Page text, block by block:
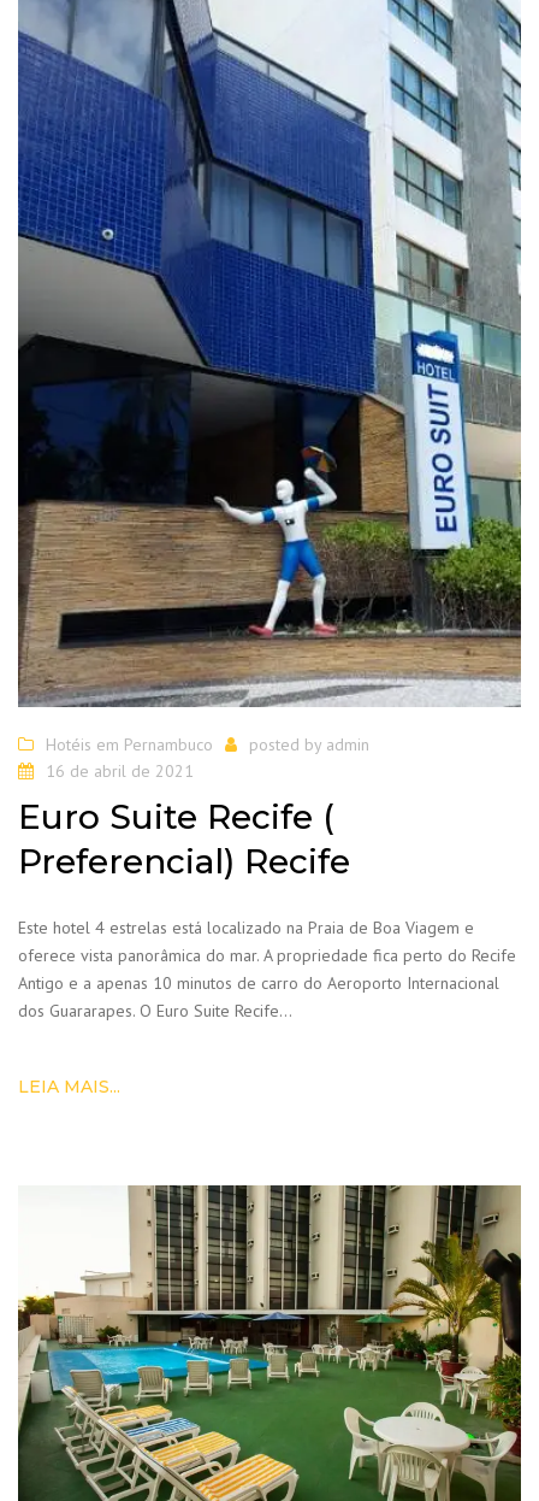
Hotéis em Pernambuco posted by admin
16 de abril de 2021
Euro Suite Recife (
Preferencial) Recife
Este hotel 4 estrelas está localizado na Praia de Boa Viagem e
oferece vista panorâmica do mar. A propriedade fica perto do Recife
Antigo e a apenas 10 minutos de carro do Aeroporto Internacional
dos Guararapes. O Euro Suite Recife…
LEIA MAIS...